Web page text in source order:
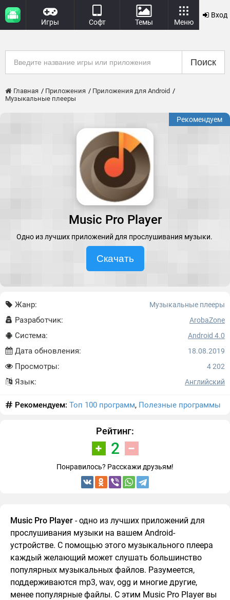
Игры Софт Темы Меню
Вход
Поиск
Главная Приложения
Приложения для Android
Музыкальные плееры
Рекомендуем
Music Pro Player
Одно из лучших приложений для прослушивания музыки.
Скачать
Жанр: Музыкальные плееры
Разработчик: ArobaZone
Система: Android 4.0
Дата обновления: 18.08.2019
Просмотры: 4 202
Язык: Английский
Рекомендуем: Топ 100 программ, Полезные программы
Рейтинг:
2
Понравилось? Расскажи друзьям!
Music Pro Player - одно из лучших приложений для
прослушивания музыки на вашем Android-
устройстве. С помощью этого музыкального плеера
каждый желающий может слушать большинство
популярных музыкальных файлов. Разумеется,
поддерживаются mp3, wav, ogg и многие другие,
менее популярные файлы. С этим Music Pro Player вы